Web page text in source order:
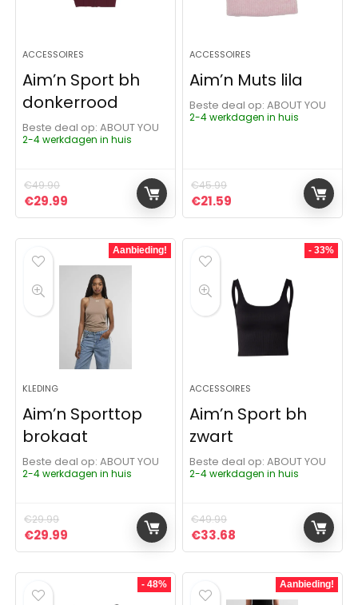
ACCESSOIRES
Aim’n Sport bh
donkerrood
Beste deal op:
ABOUT YOU
2-4 werkdagen in huis
€49.90
Oorspronkelijke prijs was: €49.90.
€29.99 Huidige prijs is: €29.99.
ACCESSOIRES
Aim’n Muts lila
Beste deal op:
ABOUT YOU
2-4 werkdagen in huis
€45.99
Oorspronkelijke prijs
€21.59 Huidige prijs is:
Aanbieding!
KLEDING
Aim’n Sporttop
brokaat
Beste deal op:
ABOUT YOU
2-4 werkdagen in huis
€29.99
Oorspronkelijke prijs was: €29.99.
€29.99 Huidige prijs is: €29.99.
- 33%
ACCESSOIRES
Aim’n Sport bh
zwart
Beste deal op:
ABOUT YOU
2-4 werkdagen in huis
€49.99
Oorspronkelijke prijs
€33.68 Huidige prijs is:
- 48% Aanbieding!